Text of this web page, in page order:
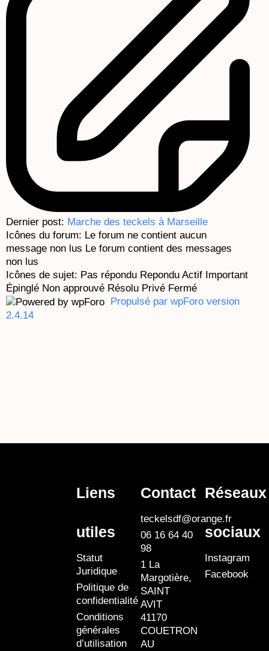
Dernier post: Marche des teckels à Marseille
Icônes du forum: Le forum ne contient aucun
message non lus Le forum contient des messages
non lus
Icônes de sujet: Pas répondu Repondu Actif Important
Épinglé Non approuvé Résolu Privé Fermé
Propulsé par wpForo version
2.4.14
Liens
utiles
Statut
Juridique
Politique de
confidentialité
Conditions
générales
d’utilisation
Contact
teckelsdf@orange.fr
06 16 64 40
98
1 La
Margotière,
SAINT
AVIT
41170
COUETRON
AU
Réseaux
sociaux
Instagram
Facebook